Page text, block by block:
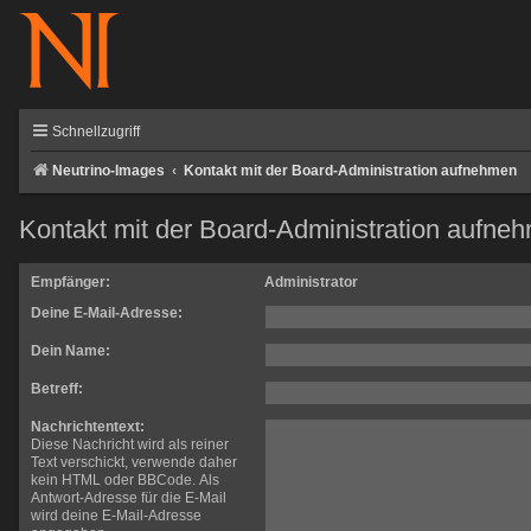
Schnellzugriff
Neutrino-Images Kontakt mit der Board-Administration aufnehmen
Kontakt mit der Board-Administration
Empfänger:
Administrator
Deine E-Mail-Adresse:
Dein Name:
Betreff:
Nachrichtentext:
Diese Nachricht wird als reiner
Text verschickt, verwende daher
kein HTML oder BBCode. Als
Antwort-Adresse für die E-Mail
wird deine E-Mail-Adresse